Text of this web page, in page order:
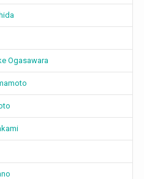
Ogasawara